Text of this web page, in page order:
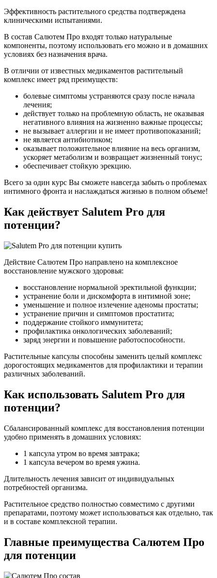
Эффективность растительного средства подтверждена
клиническими испытаниями.
В состав Салютем Про входят только натуральные
компоненты, поэтому использовать его можно и в домашних
условиях без назначения врача.
В отличии от известных медикаментов растительный
комплекс имеет ряд преимуществ:
болевые симптомы устраняются сразу после начала
лечения;
действует только на проблемную область, не оказывая
негативного влияния на жизненно важные процессы;
не вызывает аллергии и не имеет противопоказаний;
не является антибиотиком;
оказывает положительное влияние на весь организм,
ускоряет метаболизм и возвращает жизненный тонус;
обеспечивает стойкую эрекцию.
Всего за один курс Вы сможете навсегда забыть о проблемах
интимного фронта и наслаждаться жизнью в полном объеме!
Как действует Salutem Pro для
потенции?
Действие Салютем Про направлено на комплексное
восстановление мужского здоровья:
восстановление нормальной эректильной функции;
устранение боли и дискомфорта в интимной зоне;
уменьшение и полное излечение аденомы простаты;
устранение причин и симптомов простатита;
поддержание стойкого иммунитета;
профилактика онкологических заболеваний;
заряд энергии и повышение работоспособности.
Растительные капсулы способны заменить целый комплекс
дорогостоящих медикаментов для профилактики и терапии
различных заболеваний.
Как использовать Salutem Pro для
потенции?
Сбалансированный комплекс для восстановления потенции
удобно применять в домашних условиях:
1 капсула утром во время завтрака;
1 капсула вечером во время ужина.
Длительность лечения зависит от индивидуальных
потребностей организма.
Растительное средство полностью совместимо с другими
препаратами, поэтому может использоваться как отдельно, так
и в составе комплексной терапии.
Главные преимущества Салютем Про
для потенции